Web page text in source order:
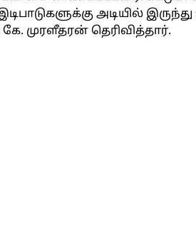
அடியில்
முரளீதரன் தெரிவித்தார்.